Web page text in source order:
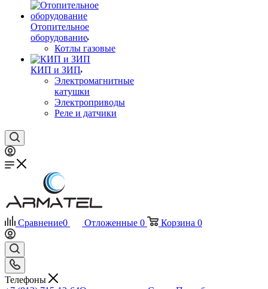
Отопительное
оборудование
Котлы газовые
КИП и ЗИП
Электромагнитные
катушки
Электроприводы
Реле и датчики
Сравнение0 Отложенные 0 Корзина 0
Телефоны